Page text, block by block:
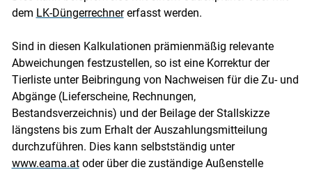
dem LK-Düngerrechnererfasst werden.
Sind in diesen Kalkulationen prämienmäßig relevante
Abweichungen festzustellen, so ist eine Korrektur der
Tierliste unter Beibringung von Nachweisen für die Zu- und
Abgänge (Lieferscheine, Rechnungen,
Bestandsverzeichnis) und der Beilage der Stallskizze
längstens bis zum Erhalt der Auszahlungsmitteilung
durchzuführen. Dies kann selbstständig unter
www.eama.atoder über die zuständige Außenstelle